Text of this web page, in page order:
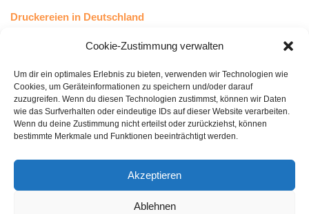
Cookie-Zustimmung verwalten
Um dir ein optimales Erlebnis zu bieten, verwenden wir Technologien wie
Cookies, um Geräteinformationen zu speichern und/oder darauf
zuzugreifen. Wenn du diesen Technologien zustimmst, können wir Daten
wie das Surfverhalten oder eindeutige IDs auf dieser Website verarbeiten.
Wenn du deine Zustimmung nicht erteilst oder zurückziehst, können
bestimmte Merkmale und Funktionen beeinträchtigt werden.
Akzeptieren
Ablehnen
Druckereien in Deutschland
Druckereien in Österreich
Kundenstimmen